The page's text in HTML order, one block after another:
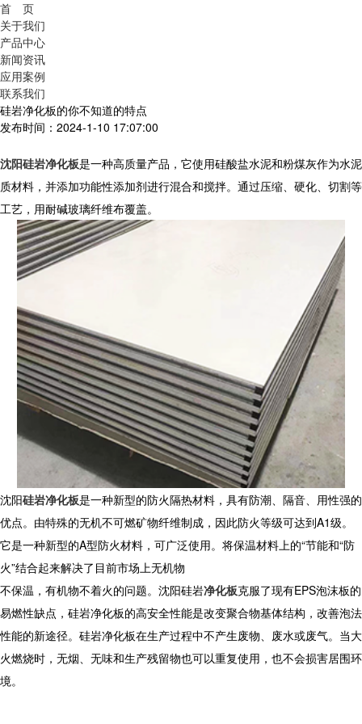
首 页
关于我们
产品中心
新闻资讯
应用案例
联系我们
硅岩净化板的你不知道的特点
发布时间：2024-1-10 17:07:00
沈阳硅岩净化板是一种高质量产品，它使用硅酸盐水泥和粉煤灰作为水泥
质材料，并添加功能性添加剂进行混合和搅拌。通过压缩、硬化、切割等
工艺，用耐碱玻璃纤维布覆盖。
沈阳硅岩净化板是一种新型的防火隔热材料，具有防潮、隔音、用性强的
优点。由特殊的无机不可燃矿物纤维制成，因此防火等级可达到A1级。
它是一种新型的A型防火材料，可广泛使用。将保温材料上的“节能和“防
火”结合起来解决了目前市场上无机物
不保温，有机物不着火的问题。沈阳硅岩净化板克服了现有EPS泡沫板的
易燃性缺点，硅岩净化板的高安全性能是改变聚合物基体结构，改善泡法
性能的新途径。硅岩净化板在生产过程中不产生废物、废水或废气。当大
火燃烧时，无烟、无味和生产残留物也可以重复使用，也不会损害居围环
境。